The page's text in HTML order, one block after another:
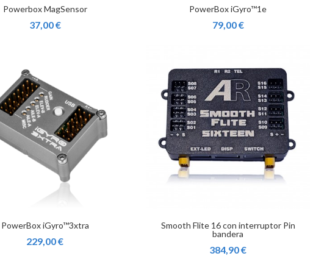
Powerbox MagSensor
37,00 €
PowerBox iGyro™1e
79,00 €
PowerBox iGyro™3xtra
229,00 €
Smooth Flite 16 con interruptor Pin
bandera
384,90 €